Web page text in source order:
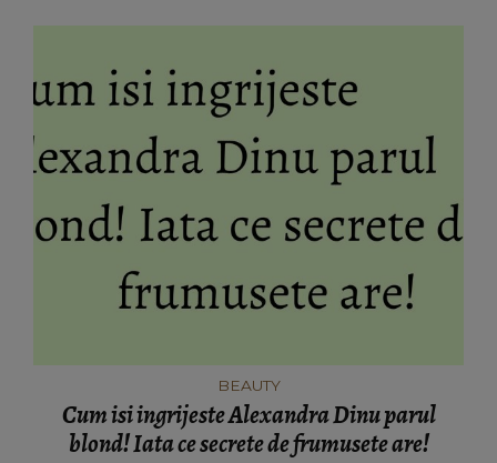
BEAUTY
Cum isi ingrijeste Alexandra Dinu parul
blond! Iata ce secrete de frumusete are!